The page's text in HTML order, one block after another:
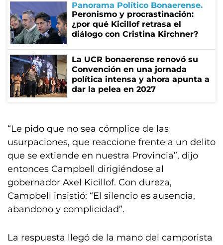
Panorama Político Bonaerense
Peronismo y procrastinación:
¿por qué Kicillof retrasa el
diálogo con Cristina Kirchner?
La UCR bonaerense renovó su
Convención en una jornada
política intensa y ahora apunta a
dar la pelea en 2027
“Le pido que no sea cómplice de las
usurpaciones, que reaccione frente a un delito
que se extiende en nuestra Provincia”, dijo
entonces Campbell dirigiéndose al
gobernador Axel Kicillof. Con dureza,
Campbell insistió: “El silencio es ausencia,
abandono y complicidad”.
La respuesta llegó de la mano del camporista